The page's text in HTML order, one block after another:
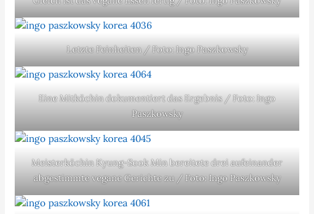
Letzte Feinheiten / Foto: Ingo Paszkowsky
Eine Mitköchin dokumentiert das Ergebnis / Foto: Ingo
Paszkowsky
Meisterköchin Kyung-Sook Min bereitete drei aufeinander
abgestimmte vegane Gerichte zu / Foto: Ingo Paszkowsky